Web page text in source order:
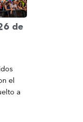
de
el
a